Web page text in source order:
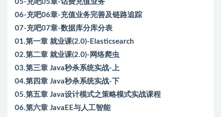
05-充吧05章-话费充值业务
06-充吧06章-充值业务完善及链路追踪
07-充吧07章-数据库分库分表
01.第一章 就业课(2.0)-Elasticsearch
02.第二章 就业课(2.0)-网络爬虫
03.第三章 Java秒杀系统实战-上
04.第四章 Java秒杀系统实战-下
05.第五章 Java设计模式之策略模式实战课程
06.第六章 JavaEE与人工智能